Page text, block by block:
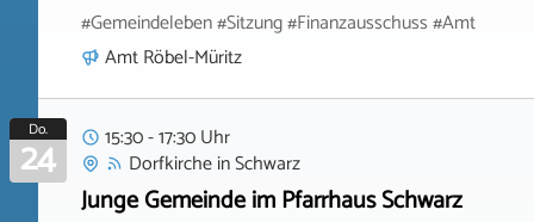
#Gemeindeleben #Sitzung #Finanzausschuss #Amt
Amt Röbel-Müritz
Do.
24
15:30 - 17:30 Uhr
DorfkircheinSchwarz
Junge Gemeinde im Pfarrhaus Schwarz